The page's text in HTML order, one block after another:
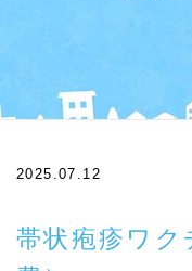
2025.07.12
帯状疱疹ワ